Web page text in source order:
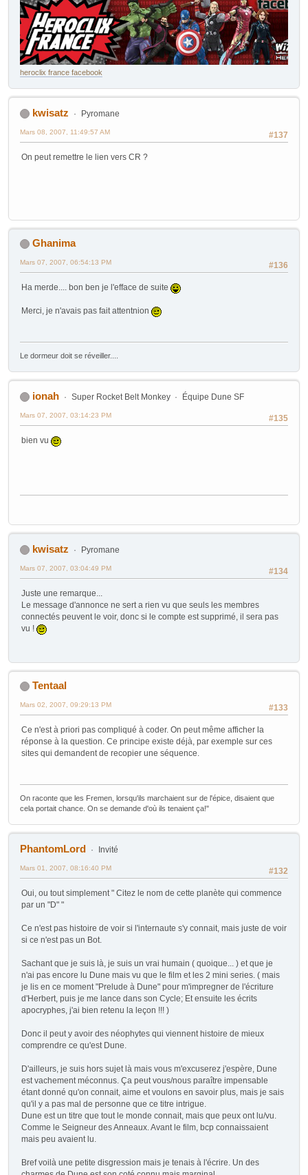
heroclix france facebook
kwisatz Pyromane
#137
Mars 08, 2007, 11:49:57 AM
On peut remettre le lien vers CR ?
Ghanima
#136
Mars 07, 2007, 06:54:13 PM
Ha merde.... bon ben je l'efface de suite
Merci, je n'avais pas fait attentnion
Le dormeur doit se réveiller....
ionah Super Rocket Belt Monkey Équipe Dune SF
#135
Mars 07, 2007, 03:14:23 PM
bien vu
kwisatz Pyromane
#134
Mars 07, 2007, 03:04:49 PM
Juste une remarque...
Le message d'annonce ne sert a rien vu que seuls les membres
connectés peuvent le voir, donc si le compte est supprimé, il sera pas
vu !
Tentaal
#133
Mars 02, 2007, 09:29:13 PM
Ce n'est à priori pas compliqué à coder. On peut même afficher la
réponse à la question. Ce principe existe déjà, par exemple sur ces
sites qui demandent de recopier une séquence.
On raconte que les Fremen, lorsqu'ils marchaient sur de l'épice, disaient que
cela portait chance. On se demande d'où ils tenaient ça!"
PhantomLord Invité
#132
Mars 01, 2007, 08:16:40 PM
Oui, ou tout simplement " Citez le nom de cette planète qui commence
par un "D" "
Ce n'est pas histoire de voir si l'internaute s'y connait, mais juste de voir
si ce n'est pas un Bot.
Sachant que je suis là, je suis un vrai humain ( quoique... ) et que je
n'ai pas encore lu Dune mais vu que le film et les 2 mini series. ( mais
je lis en ce moment "Prelude à Dune" pour m'impregner de l'écriture
d'Herbert, puis je me lance dans son Cycle; Et ensuite les écrits
apocryphes, j'ai bien retenu la leçon !!! )
Donc il peut y avoir des néophytes qui viennent histoire de mieux
comprendre ce qu'est Dune.
D'ailleurs, je suis hors sujet là mais vous m'excuserez j'espère, Dune
est vachement méconnus. Ça peut vous/nous paraître impensable
étant donné qu'on connait, aime et voulons en savoir plus, mais je sais
qu'il y a pas mal de personne que ce titre intrigue.
Dune est un titre que tout le monde connait, mais que peux ont lu/vu.
Comme le Seigneur des Anneaux. Avant le film, bcp connaissaient
mais peu avaient lu.
Bref voilà une petite disgression mais je tenais à l'écrire. Un des